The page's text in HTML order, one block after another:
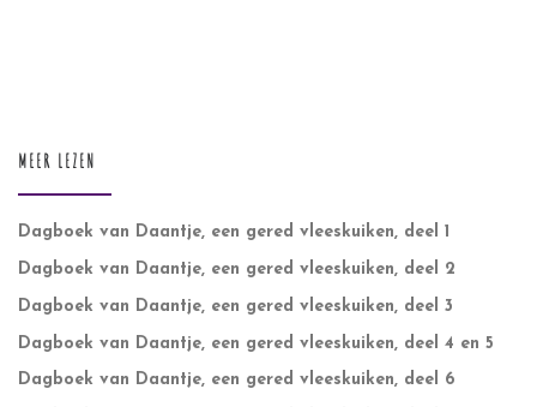
MEER LEZEN
Dagboek van Daantje, een gered vleeskuiken, deel 1
Dagboek van Daantje, een gered vleeskuiken, deel 2
Dagboek van Daantje, een gered vleeskuiken, deel 3
Dagboek van Daantje, een gered vleeskuiken, deel 4 en 5
Dagboek van Daantje, een gered vleeskuiken, deel 6